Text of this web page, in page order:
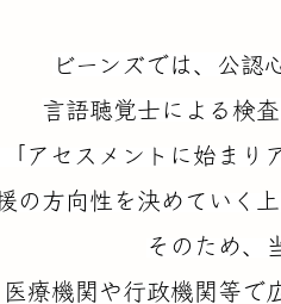
ビーンズでは、公認
言語聴覚士による検
アセスメントに始まり
の方向性を決めていく
そのため、
医療機関や行政機関等で